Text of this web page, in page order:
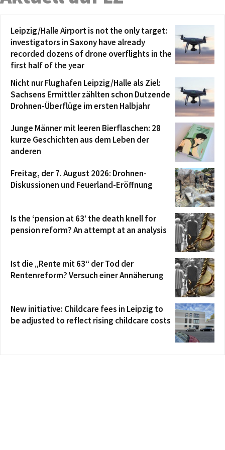
Leipzig/Halle Airport is not the only target:
investigators in Saxony have already
recorded dozens of drone overflights in the
first half of the year
Nicht nur Flughafen Leipzig/Halle als Ziel:
Sachsens Ermittler zählten schon Dutzende
Drohnen-Überflüge im ersten Halbjahr
Junge Männer mit leeren Bierflaschen: 28
kurze Geschichten aus dem Leben der
anderen
Freitag, der 7. August 2026: Drohnen-
Diskussionen und Feuerland-Eröffnung
Is the ‘pension at 63’ the death knell for
pension reform? An attempt at an analysis
Ist die „Rente mit 63“ der Tod der
Rentenreform? Versuch einer Annäherung
New initiative: Childcare fees in Leipzig to
be adjusted to reflect rising childcare costs